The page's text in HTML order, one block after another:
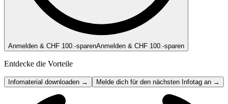
Anmelden & CHF 100.-sparenAnmelden & CHF 100.-sparen
Entdecke die Vorteile
Infomaterial downloaden → Melde dich für den nächsten Infotag an →